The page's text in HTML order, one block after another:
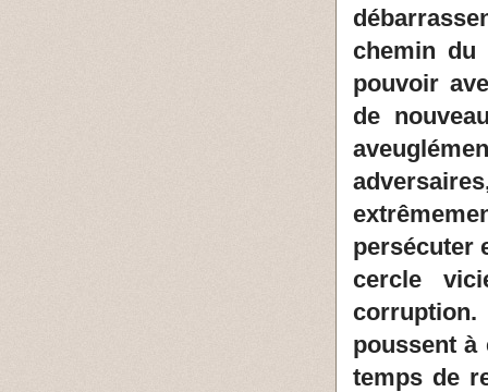
chemin
pouvoir
de
persécuter
cercle
poussent
temps de